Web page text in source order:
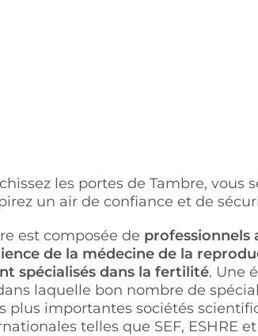
les portes de Tambre, vous
un air de confiance et de
est composée de professionnels
de la médecine de la
spécialisés dans la fertilité. Une
laquelle bon nombre de
plus importantes sociétés
telles que SEF, ESHRE et